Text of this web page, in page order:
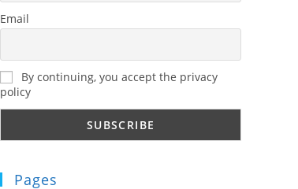
Email
By continuing, you accept the privacy
policy
Pages